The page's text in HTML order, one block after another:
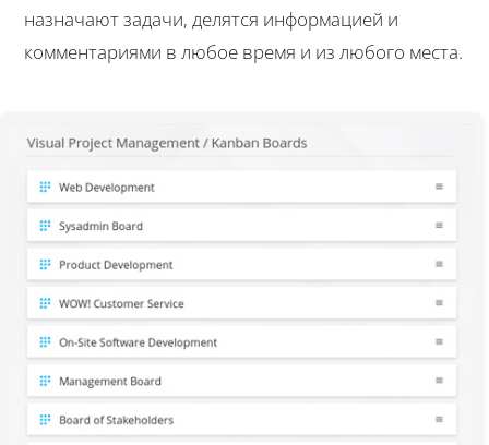
назначают задачи, делятся информацией и
комментариями в любое время и из любого места.